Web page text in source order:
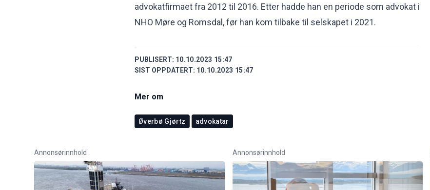
advokatfirmaet fra 2012 til 2016. Etter hadde han en periode som advokat i
NHO Møre og Romsdal, før han kom tilbake til selskapet i 2021.
PUBLISERT: 10.10.2023 15:47
SIST OPPDATERT: 10.10.2023 15:47
Mer om
Øverbø Gjørtz advokatar
Annonsørinnhold Annonsørinnhold